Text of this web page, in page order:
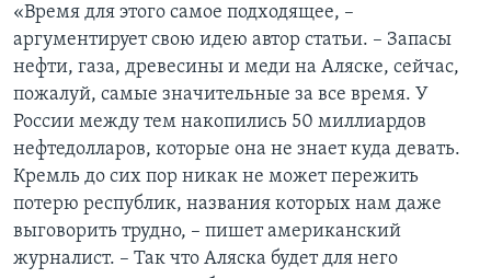
«Время для этого самое подходящее, –
аргументирует свою идею автор статьи. – Запасы
нефти, газа, древесины и меди на Аляске, сейчас,
пожалуй, самые значительные за все время. У
России между тем накопились 50 миллиардов
нефтедолларов, которые она не знает куда девать.
Кремль до сих пор никак не может пережить
потерю республик, названия которых нам даже
выговорить трудно, – пишет американский
журналист. – Так что Аляска будет для него